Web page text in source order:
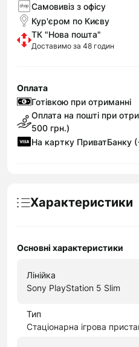
Самовивіз з офісу
Кур'єром по Києву
ТК "Нова пошта"
Доставимо за 48 годин
Оплата
Готівкою при отриманні
Оплата на пошті при
500 грн.)
На картку ПриватБанку
Характеристики
Основні характеристики
Лінійка
Sony PlayStation 5 Slim
Тип
Стаціонарна ігрова